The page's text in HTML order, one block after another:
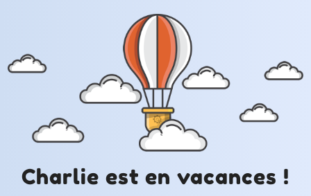
Charlie est en vacances !